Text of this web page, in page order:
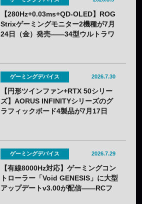
【280Hz+0.03ms+QD-OLED】ROG
Strixゲーミングモニター2機種が7月
24日（金）発売——34型ウルトラワ
ゲーミングデバイス 2026.7.30
【円形ツインファン+RTX 50シリー
ズ】AORUS INFINITYシリーズのグ
ラフィックボード4製品が7月17日
ゲーミングデバイス 2026.7.29
【有線8000Hz対応】ゲーミングコン
トローラー「Void GENESIS」に大型
アップデートv3.00が配信——RCフ